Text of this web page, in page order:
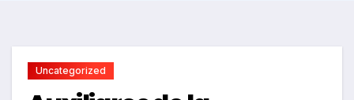
Uncategorized